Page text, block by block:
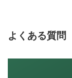
よくある質問